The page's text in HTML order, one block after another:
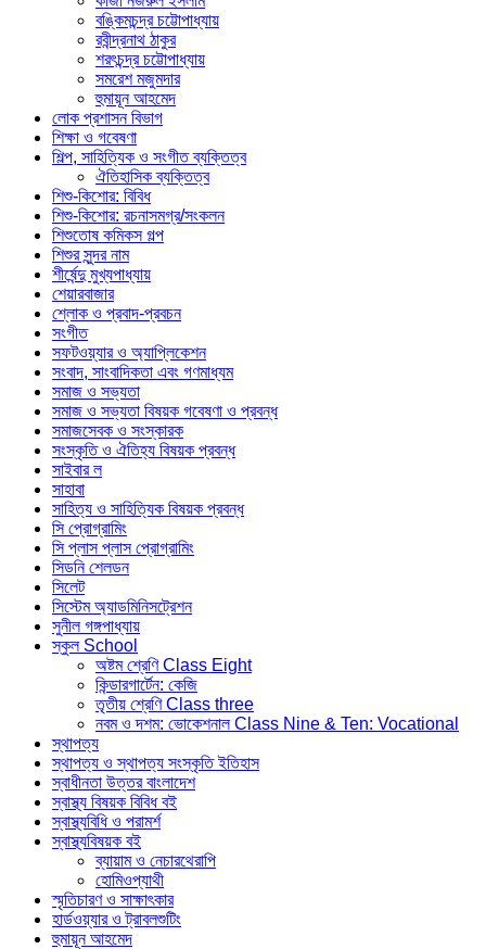
বঙ্কিমচন্দ্র চট্টোপাধ্যায়
রবীন্দ্রনাথ ঠাকুর
শরৎচন্দ্র চট্টোপাধ্যায়
সমরেশ মজুমদার
হুমায়ূন আহমেদ
লোক প্রশাসন বিভাগ
শিক্ষা ও গবেষণা
শিল্প, সাহিত্যিক ও সংগীত ব্যক্তিত্ব
ঐতিহাসিক ব্যক্তিত্ব
শিশু-কিশোর: বিবিধ
শিশু-কিশোর: রচনাসমগ্র/সংকলন
শিশুতোষ কমিকস গল্প
শিশুর সুন্দর নাম
শীর্ষেন্দু মুখ্যপাধ্যায়
শেয়ারবাজার
শ্লোক ও প্রবাদ-প্রবচন
সংগীত
সফটওয়্যার ও অ্যাপ্লিকেশন
সংবাদ, সাংবাদিকতা এবং গণমাধ্যম
সমাজ ও সভ্যতা
সমাজ ও সভ্যতা বিষয়ক গবেষণা ও প্রবন্ধ
সমাজসেবক ও সংস্কারক
সংস্কৃতি ও ঐতিহ্য বিষয়ক প্রবন্ধ
সাইবার ল
সাহাবা
সাহিত্য ও সাহিত্যিক বিষয়ক প্রবন্ধ
সি প্রোগ্রামিং
সি প্লাস প্লাস প্রোগ্রামিং
সিডনি শেলডন
সিলেট
সিস্টেম অ্যাডমিনিসট্রেশন
সুনীল গঙ্গপাধ্যায়
স্কুল School
অষ্টম শ্রেণি Class Eight
কিন্ডারগার্টেন: কেজি
তৃতীয় শ্রেণি Class three
নবম ও দশম: ভোকেশনাল Class Nine & Ten: Vocational
স্থাপত্য
স্থাপত্য ও স্থাপত্য সংস্কৃতি ইতিহাস
স্বাধীনতা উত্তর বাংলাদেশ
স্বাস্থ্য বিষয়ক বিবিধ বই
স্বাস্থ্যবিধি ও পরামর্শ
স্বাস্থ্যবিষয়ক বই
ব্যায়াম ও নেচারথেরাপি
হোমিওপ্যাথী
স্মৃতিচারণ ও সাক্ষাৎকার
হার্ডওয়্যার ও ট্রাবলশুটিং
হুমায়ূন আহমেদ